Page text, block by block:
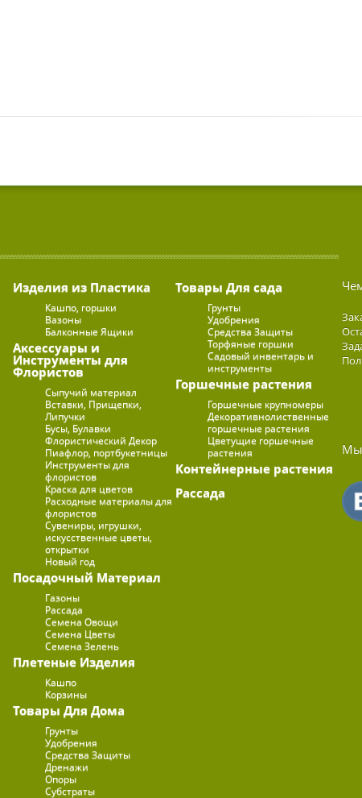
Изделия из Пластика
Кашпо, горшки
Вазоны
Балконные Ящики
Аксессуары и
Инструменты для
Флористов
Сыпучий материал
Вставки, Прищепки,
Липучки
Бусы, Булавки
Флористический Декор
Пиафлор, портбукетницы
Инструменты для
флористов
Краска для цветов
Расходные материалы для
флористов
Сувениры, игрушки,
искусственные цветы,
открытки
Новый год
Посадочный Материал
Газоны
Рассада
Семена Овощи
Семена Цветы
Семена Зелень
Плетеные Изделия
Кашпо
Корзины
Товары Для Дома
Грунты
Удобрения
Средства Защиты
Дренажи
Опоры
Субстраты
Товары Для сада
Грунты
Удобрения
Средства Защиты
Торфяные горшки
Садовый инвентарь и
инструменты
Горшечные растения
Горшечные крупномеры
Декоративнолиственные
горшечные растения
Цветущие горшечные
растения
Контейнерные растения
Рассада
Мы